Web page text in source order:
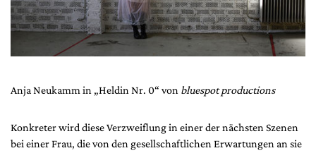
Anja Neukamm in „Heldin Nr. 0“ von bluespot productions
Konkreter wird diese Verzweiflung in einer der nächsten Szenen
bei einer Frau, die von den gesellschaftlichen Erwartungen an sie